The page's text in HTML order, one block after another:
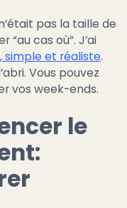
pas la taille de
cas où”. J’ai
simple et réaliste.
Vous pouvez
vos week-ends.
le